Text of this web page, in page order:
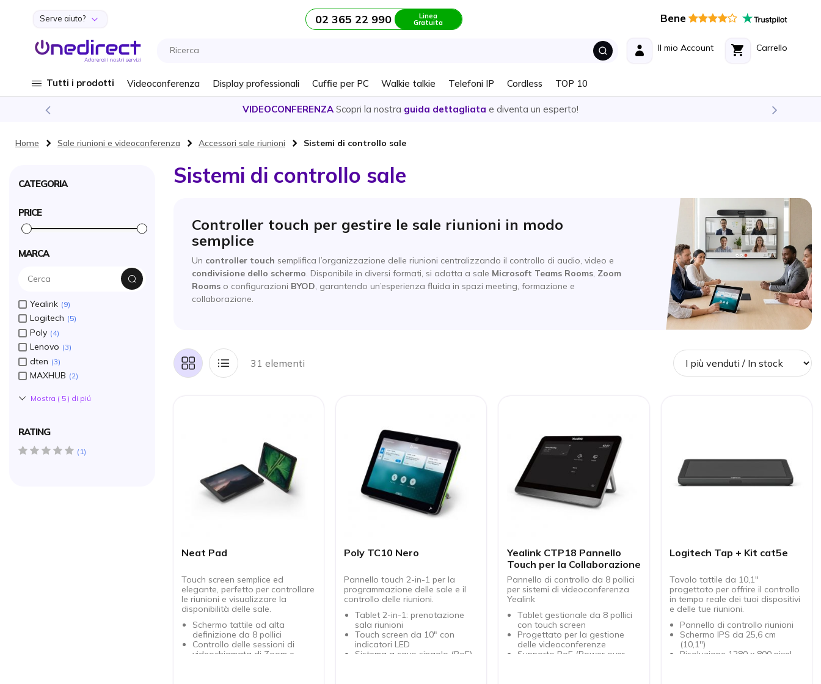
Salta al contenuto
Serve aiuto? 02 365 22 990 Linea
Gratuita Bene
Carrello
Il mio Account
Tutti i prodotti Videoconferenza Display professionali Cuffie per PC Walkie talkie Telefoni IP Cordless TOP 10
VIDEOCONFERENZA Scopri la nostra guida dettagliata e diventa un esperto!
Home Sale riunioni e videoconferenza Accessori sale riunioni Sistemi di controllo sale
Sistemi di controllo sale
Controller touch per gestire le sale riunioni in modo
semplice
Un controller touch semplifica l’organizzazione delle riunioni centralizzando il controllo di audio, video e
condivisione dello schermo . Disponibile in diversi formati, si adatta a sale Microsoft Teams Rooms, Zoom
Roomso configurazioni BYOD , garantendo un’esperienza fluida in spazi meeting, formazione e
collaborazione.
Griglia Lista 31 elementi
Neat Pad
Touch screen semplice ed
elegante, perfetto per controllare
le riunioni e visualizzare la
disponibilità delle sale.
Schermo tattile ad alta
definizione da 8 pollici
Controllo delle sessioni di
videochiamata di Zoom e
Poly TC10 Nero
Pannello touch 2-in-1 per la
programmazione delle sale e il
controllo delle riunioni.
Tablet 2-in-1: prenotazione
sala riunioni
Touch screen da 10" con
indicatori LED
Sistema a cavo singolo (PoE)
Yealink CTP18 Pannello
Touch per la Collaborazione
Pannello di controllo da 8 pollici
per sistemi di videoconferenza
Yealink
Tablet gestionale da 8 pollici
con touch screen
Progettato per la gestione
delle videoconferenze
Supporto PoE (Power over
Logitech Tap + Kit cat5e
Tavolo tattile da 10,1''
progettato per offrire il controllo
in tempo reale dei tuoi dispositivi
e delle tue riunioni.
Pannello di controllo riunioni
Schermo IPS da 25,6 cm
(10,1'')
Risoluzione 1280 x 800 pixel
CATEGORIA
PRICE
MARCA
Yealink 9
Logitech 5
Poly 4
Lenovo 3
dten 3
MAXHUB 2
Mostra ( 5 ) di piú
RATING
5 star(s)
1